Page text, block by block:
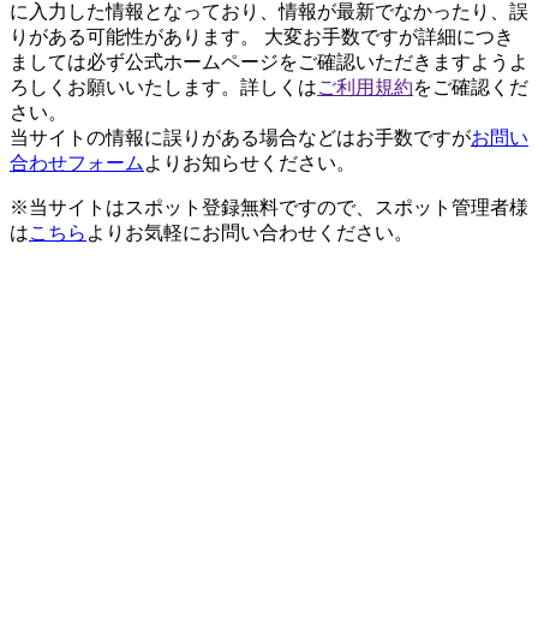
に入力した情報となっており、情報が最新でなかったり、誤
りがある可能性があります。 大変お手数ですが詳細につき
ましては必ず公式ホームページをご確認いただきますようよ
ろしくお願いいたします。詳しくはご利用規約をご確認くだ
さい。
当サイトの情報に誤りがある場合などはお手数ですがお問い
合わせフォーム よりお知らせください。
※当サイトはスポット登録無料ですので、スポット管理者様
はこちら よりお気軽にお問い合わせください。